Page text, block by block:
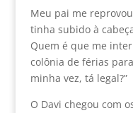
Meu pai me
tinha subido à
Quem é que me
colônia de férias
minha vez, tá legal?”
O Davi chegou com